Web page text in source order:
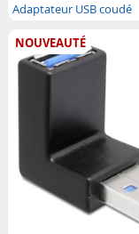
Adaptateur USB coudé
NOUVEAUTÉ